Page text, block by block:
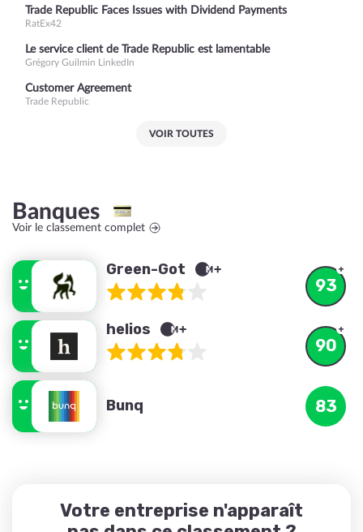
Trade Republic Faces Issues with Dividend Payments
RatEx42
Le service client de Trade Republic est lamentable
Grégory Guilmin LinkedIn
Customer Agreement
Trade Republic
VOIR TOUTES
Banques
Voir le classement complet
Green-Got
93
helios
90
Bunq 83
Votre entreprise n'apparaît